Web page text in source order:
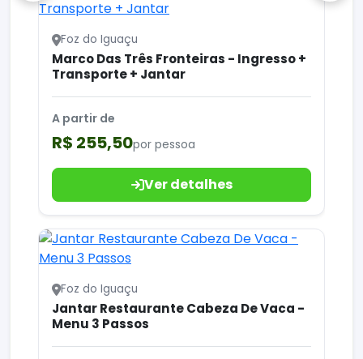
Foz do Iguaçu
Marco Das Três Fronteiras - Ingresso +
Transporte + Jantar
A partir de
R$ 255,50por pessoa
Ver detalhes
Foz do Iguaçu
Jantar Restaurante Cabeza De Vaca -
Menu 3 Passos